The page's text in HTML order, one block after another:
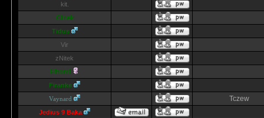
kit.
Cinek
Tidus
Vir
zNitek
Hitomi
Firanke
Vaynard
Tczew
Jedius 9 Baka